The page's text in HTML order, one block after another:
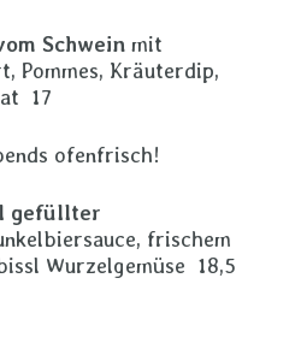
Schwein mit
Pommes, Kräuterdip,
17
ofenfrisch!
gefüllter
frischem
Wurzelgemüse 18,5